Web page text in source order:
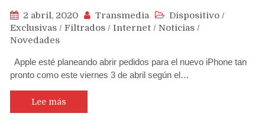
2 abril, 2020 Transmedia Dispositivo /
Exclusivas / Filtrados / Internet / Noticias /
Novedades
Apple esté planeando abrir pedidos para el nuevo iPhone tan
pronto como este viernes 3 de abril según el…
Lee más